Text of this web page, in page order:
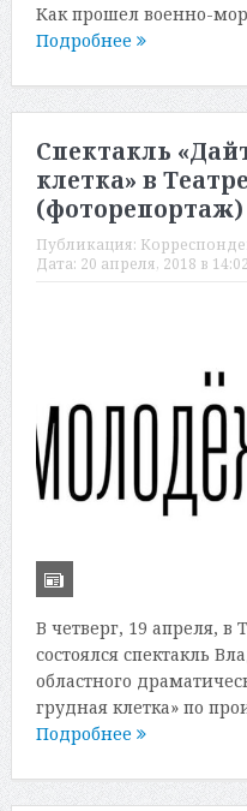
Как прошел военно-
Подробнее
Спектакль
клетка» в
(фоторепортаж)
Публикация:
Дата: 20 апреля, 2018 в 14:02
В четверг, 19 апреля, в
состоялся спектакль
областного
грудная клетка» по
Подробнее